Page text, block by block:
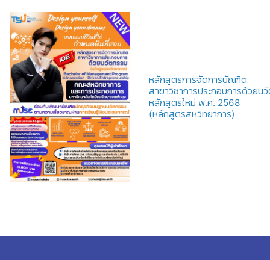
หลักสูตรการจัดการบัณฑิต
สาขาวิชาการประกอบการด้วยน
หลักสูตรใหม่ พ.ศ. 2568
(หลักสูตรสหวิทยาการ)